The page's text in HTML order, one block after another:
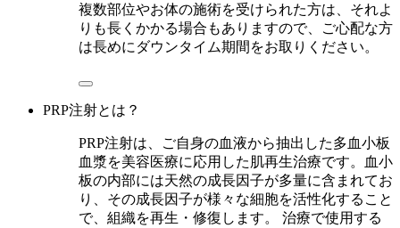
複数部位やお体の施術を受けられた方は、それよ
りも長くかかる場合もありますので、ご心配な方
は長めにダウンタイム期間をお取りください。
PRP注射とは？
PRP注射は、ご自身の血液から抽出した多血小板
血漿を美容医療に応用した肌再生治療です。血小
板の内部には天然の成長因子が多量に含まれてお
り、その成長因子が様々な細胞を活性化すること
で、組織を再生・修復します。 治療で使用する